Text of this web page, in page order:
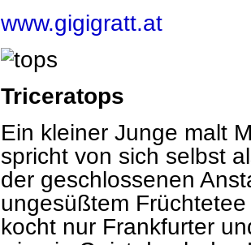
www.gigigratt.at
Triceratops
Ein kleiner Junge malt
spricht von sich selbst
der geschlossenen
ungesüßtem
kocht nur Frankfurter